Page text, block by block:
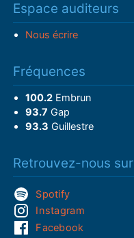
Espace auditeurs
Nous écrire
Fréquences
100.2Embrun
93.7 Gap
93.3 Guillestre
Retrouvez-nous sur
Spotify
Instagram
Facebook